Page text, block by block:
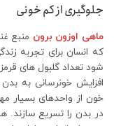
جلوگیری از کم خونی
ماهی اوزون برون منبع
که انسان برای تجربه
شود تعداد گلبول های
افزایش خونرسانی به
خون از واحدهای بسیار
در بدن را تسریع سازند.